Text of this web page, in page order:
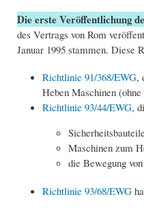
Die erste Veröffentlichung
des Vertrags von Rom
Januar 1995 stammen. Diese
Richtlinie 91/368/EWG,
Heben Maschinen
Richtlinie 93/44/EWG,
Maschinen zum
die Bewegung
Richtlinie 93/68/EWG